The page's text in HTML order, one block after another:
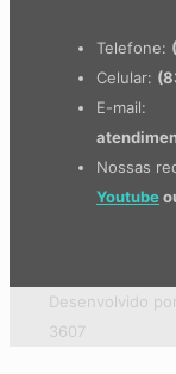
Telefone:
Celular:
E-mail:
Nossas
Youtube
Desenvolvido
3607